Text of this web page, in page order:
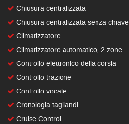
Chiusura centralizzata
Chiusura centralizzata senza chiave
Climatizzatore
Climatizzatore automatico, 2 zone
Controllo elettronico della corsia
Controllo trazione
Controllo vocale
Cronologia tagliandi
Cruise Control